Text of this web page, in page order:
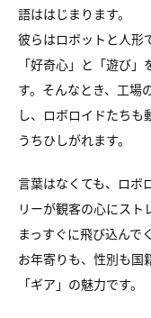
語ははじまります。
彼らはロボットと人形
「好奇心」と「遊び
す。そんなとき、工場
し、ロボロイドたちも
うちひしがれます。
言葉はなくても、ロボ
リーが観客の心にスト
まっすぐに飛び込んで
お年寄りも、性別も国
「ギア」の魅力です。